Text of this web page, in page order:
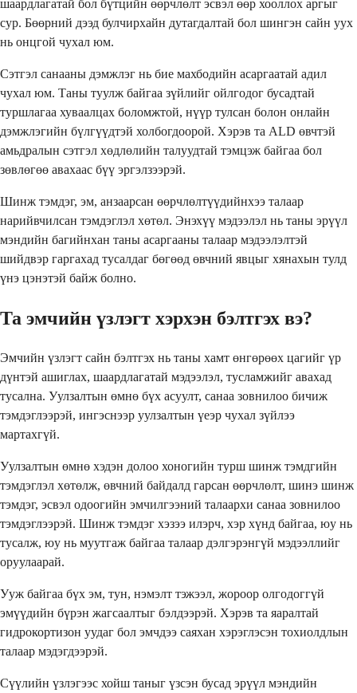
шаардлагатай бол бүтцийн өөрчлөлт эсвэл өөр хооллох аргыг
сур. Бөөрний дээд булчирхайн дутагдалтай бол шингэн сайн уух
нь онцгой чухал юм.
Сэтгэл санааны дэмжлэг нь бие махбодийн асаргаатай адил
чухал юм. Таны туулж байгаа зүйлийг ойлгодог бусадтай
туршлагаа хуваалцах боломжтой, нүүр тулсан болон онлайн
дэмжлэгийн бүлгүүдтэй холбогдоорой. Хэрэв та ALD өвчтэй
амьдралын сэтгэл хөдлөлийн талуудтай тэмцэж байгаа бол
зөвлөгөө авахаас бүү эргэлзээрэй.
Шинж тэмдэг, эм, анзаарсан өөрчлөлтүүдийнхээ талаар
нарийвчилсан тэмдэглэл хөтөл. Энэхүү мэдээлэл нь таны эрүүл
мэндийн багийнхан таны асаргааны талаар мэдээлэлтэй
шийдвэр гаргахад тусалдаг бөгөөд өвчний явцыг хянахын тулд
үнэ цэнэтэй байж болно.
Та эмчийн үзлэгт хэрхэн бэлтгэх вэ?
Эмчийн үзлэгт сайн бэлтгэх нь таны хамт өнгөрөөх цагийг үр
дүнтэй ашиглах, шаардлагатай мэдээлэл, тусламжийг авахад
тусална. Уулзалтын өмнө бүх асуулт, санаа зовнилоо бичиж
тэмдэглээрэй, ингэснээр уулзалтын үеэр чухал зүйлээ
мартахгүй.
Уулзалтын өмнө хэдэн долоо хоногийн турш шинж тэмдгийн
тэмдэглэл хөтөлж, өвчний байдалд гарсан өөрчлөлт, шинэ шинж
тэмдэг, эсвэл одоогийн эмчилгээний талаархи санаа зовнилоо
тэмдэглээрэй. Шинж тэмдэг хэзээ илэрч, хэр хүнд байгаа, юу нь
тусалж, юу нь муутгаж байгаа талаар дэлгэрэнгүй мэдээллийг
оруулаарай.
Ууж байгаа бүх эм, тун, нэмэлт тэжээл, жороор олгодоггүй
эмүүдийн бүрэн жагсаалтыг бэлдээрэй. Хэрэв та яаралтай
гидрокортизон уудаг бол эмчдээ саяхан хэрэглэсэн тохиолдлын
талаар мэдэгдээрэй.
Сүүлийн үзлэгээс хойш таныг үзсэн бусад эрүүл мэндийн